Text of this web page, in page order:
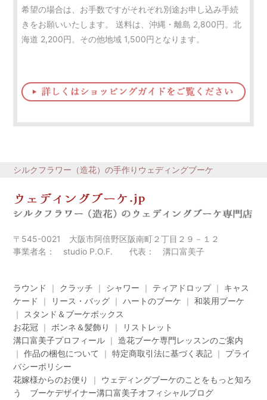
希望の場合は、お手数ですがそれぞれ別途お申し込み手続
きをお願いいたします。 送料は、沖縄・離島 2,800円。北
海道 2,200円。その他地域 1,500円となります。
シルクフラワー（造花）の手作りウェディングブーケ
〒545-0021 大阪市阿倍野区阪南町２丁目２９－１２
事業者名： studio P.O.F. 代表： 溝口富美子
ラウンド ｜ クラッチ ｜ シャワー ｜ ティアドロップ｜ キャス
ケード
｜ リース・バッグ ｜ハートのブーケ ｜和装用ブーケ
｜ スタンド＆ブーケボックス
お花冠 ｜ ボンネ＆髪飾り ｜
リストレット
溝口富美子プロフィール ｜造花ブーケ専門レッスンのご案内
｜作品の梱包について ｜特定商取引法に基づく表記 ｜ プライ
バシーポリシー
花嫁様からのお便り
｜ ウェディングブーケのことをもっと知ろ
う ブーケデザイナー溝口富美子オフィシャルブログ